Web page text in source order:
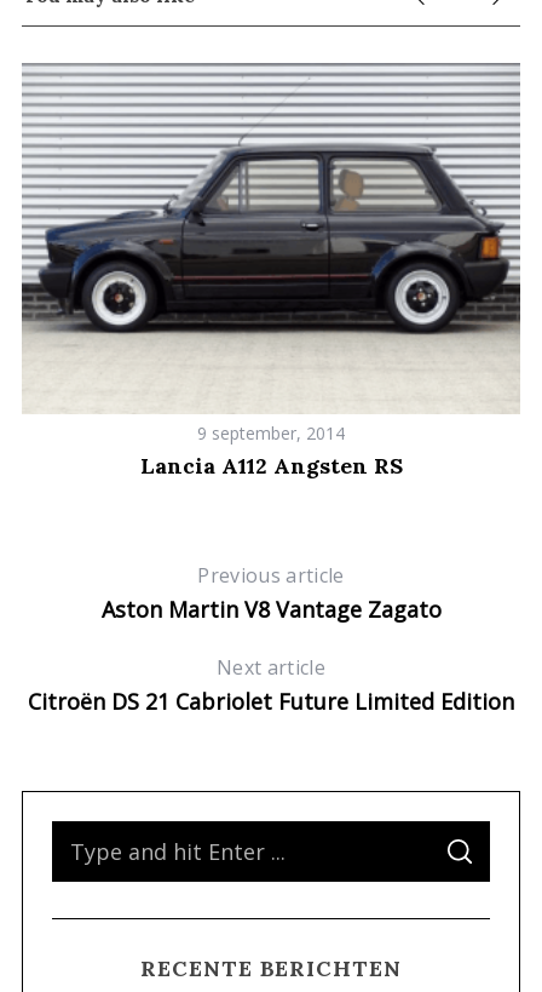
9 september, 2014
Lancia A112 Angsten RS
Previous article
Aston Martin V8 Vantage Zagato
Next article
Citroën DS 21 Cabriolet Future Limited Edition
S
C
RECENTE BERICHTEN